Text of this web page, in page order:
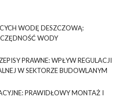
WODĘ DESZCZOWĄ:
WODY
PRAWNE: WPŁYW REGULACJI
W SEKTORZE BUDOWLANYM
PRAWIDŁOWY MONTAŻ I